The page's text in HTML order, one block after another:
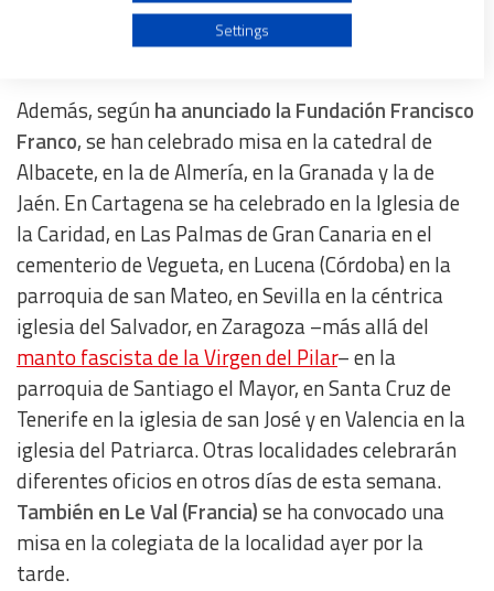
reunido una cincuentena de personas mayores a las
que se han sumado algunos jóvenes.
Además, segúnha anunciado la Fundación Francisco
Franco, se han celebrado misa en la catedral de
Albacete, en la de Almería, en la Granada y la de
Jaén. En Cartagena se ha celebrado en la Iglesia de
la Caridad, en Las Palmas de Gran Canaria en el
cementerio de Vegueta, en Lucena (Córdoba) en la
parroquia de san Mateo, en Sevilla en la céntrica
iglesia del Salvador, en Zaragoza –más allá del
manto fascista de la Virgen del Pilar– en la
parroquia de Santiago el Mayor, en Santa Cruz de
Tenerife en la iglesia de san José y en Valencia en la
iglesia del Patriarca. Otras localidades celebrarán
diferentes oficios en otros días de esta semana.
También en Le Val (Francia)se ha convocado una
misa en la colegiata de la localidad ayer por la
tarde.
Use profiles to select personalised advertising
Use profiles to select personalised content
Measure advertising performance
Measure content performance
Understand audiences through statistics or combinations
of data from different sources
Develop and improve services
Use limited data to select content
IAB Special Features:
Use precise geolocation data
Settings